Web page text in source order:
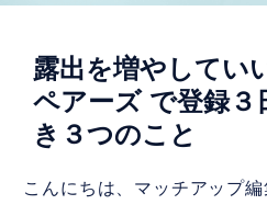
露出を増やしてい
ペアーズ で登録３
き３つのこと
こんにちは、マッチアップ編